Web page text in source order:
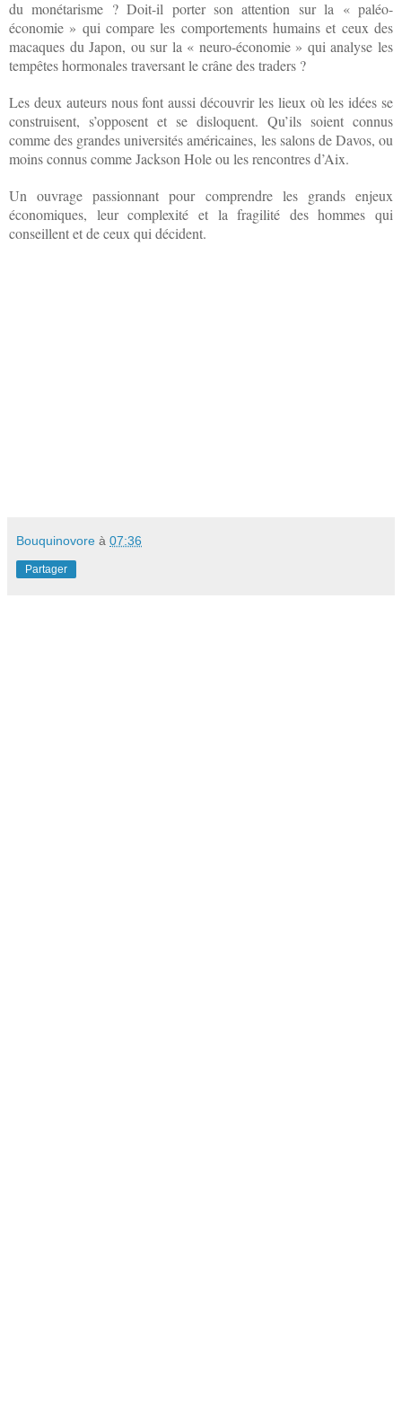
du monétarisme ? Doit-il porter son attention sur la « paléo-
économie » qui compare les comportements humains et ceux des
macaques du Japon, ou sur la « neuro-économie » qui analyse les
tempêtes hormonales traversant le crâne des traders ?
Les deux auteurs nous font aussi découvrir les lieux où les idées se
construisent, s’opposent et se disloquent. Qu’ils soient connus
comme des grandes universités américaines, les salons de Davos, ou
moins connus comme Jackson Hole ou les rencontres d’Aix.
Un ouvrage passionnant pour comprendre les grands enjeux
économiques, leur complexité et la fragilité des hommes qui
conseillent et de ceux qui décident.
Bouquinovore à 07:36
Partager